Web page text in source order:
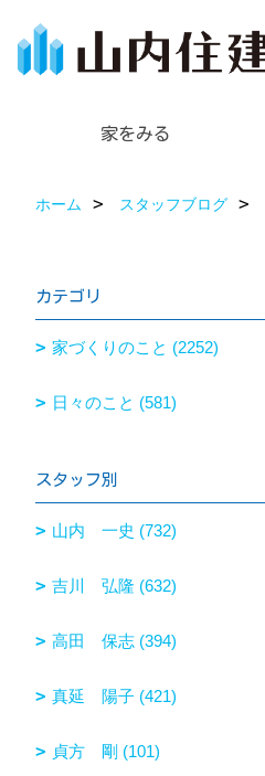
家をみる
ホーム スタッフブログ
カテゴリ
家づくりのこと (2252)
日々のこと (581)
スタッフ別
山内 一史 (732)
吉川 弘隆 (632)
高田 保志 (394)
真延 陽子 (421)
貞方 剛 (101)